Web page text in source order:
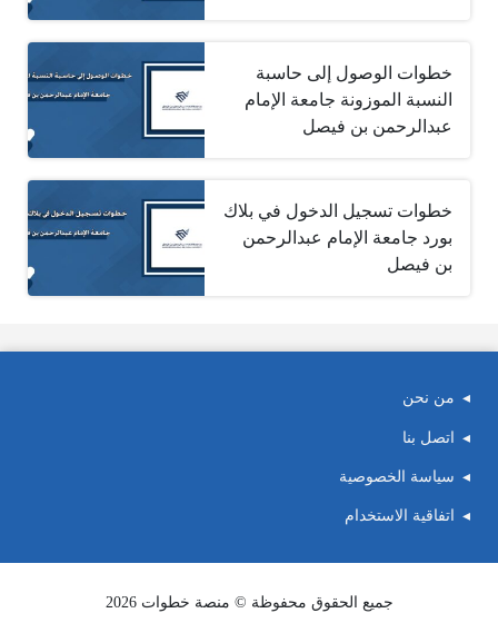
خطوات الوصول إلى حاسبة
النسبة الموزونة جامعة الإمام
عبدالرحمن بن فيصل
خطوات تسجيل الدخول في بلاك
بورد جامعة الإمام عبدالرحمن
بن فيصل
من نحن
اتصل بنا
سياسة الخصوصية
اتفاقية الاستخدام
جميع الحقوق محفوظة © منصة خطوات 2026